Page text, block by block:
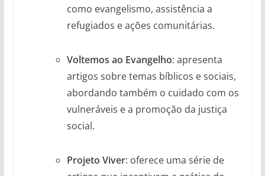
como evangelismo, assistência a
refugiados e ações comunitárias.
Voltemos ao Evangelho: apresenta
artigos sobre temas bíblicos e sociais,
abordando também o cuidado com os
vulneráveis e a promoção da justiça
social.
Projeto Viver: oferece uma série de